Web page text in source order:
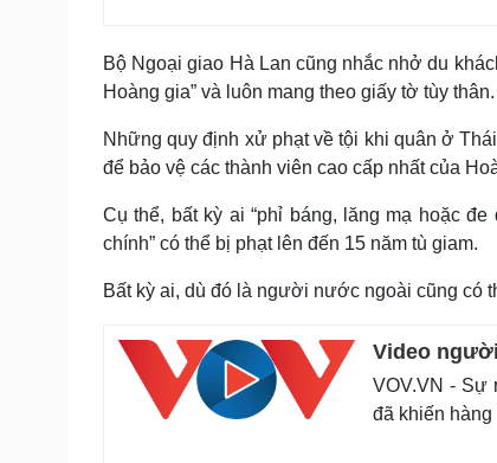
Bộ Ngoại giao Hà Lan cũng nhắc nhở du
Hoàng gia” và luôn mang theo giấy tờ tùy thân.
Những quy định xử phạt về tội khi quân ở
để bảo vệ các thành viên cao cấp nhất của
Cụ thể, bất kỳ ai “phỉ báng, lăng mạ hoặc
chính” có thể bị phạt lên đến 15 năm tù giam.
Bất kỳ ai, dù đó là người nước ngoài cũng có
Video
VOV.VN - Sự
đã khiến